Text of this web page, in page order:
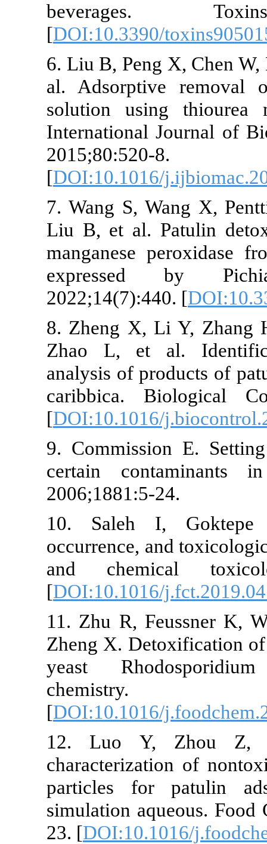
beverages.
[DOI:10.3390/
6. Liu B, Peng X,
al. Adsorptive
solution using
International
2015;80:520-8.
[DOI:10.1016/
7. Wang S, Wang
Liu B, et al.
manganese
expressed by
2022;14(7):440. [
8. Zheng X, Li Y,
Zhao L, et al.
analysis of products
caribbica.
[DOI:10.1016/
9. Commission E.
certain
2006;1881:5-24.
10. Saleh I,
occurrence, and
and chemical
[DOI:10.1016/
11. Zhu R,
Zheng X.
yeast
[DOI:10.1016/
12. Luo Y,
characterization of
particles for
simulation aqueous.
23. [DOI:10.1016/